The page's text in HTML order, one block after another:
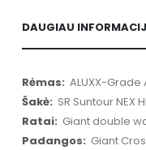
DAUGIAU
Daugiau
informacijos
ALUXX-
SR Suntour NEX
Giant double
Giant